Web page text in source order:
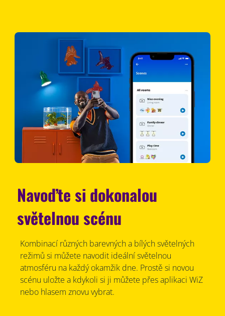
Navoďte si dokonalou
světelnou scénu
Kombinací různých barevných a bílých světelných
režimů si můžete navodit ideální světelnou
atmosféru na každý okamžik dne. Prostě si novou
scénu uložte a kdykoli si ji můžete přes aplikaci WiZ
nebo hlasem znovu vybrat.